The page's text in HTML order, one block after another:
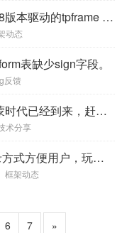
应大众需求，基于thinkphp8版本驱动的tpframe 8.x发布了
动态
表缺少sign字段。
反馈
华为鸿蒙2.0开发文档，鸿蒙时代已经到来，赶紧上车
术分享
tmall商城系统融合多种登录方式方便用户，玩转移动多端模式
框架动态
6 7 »